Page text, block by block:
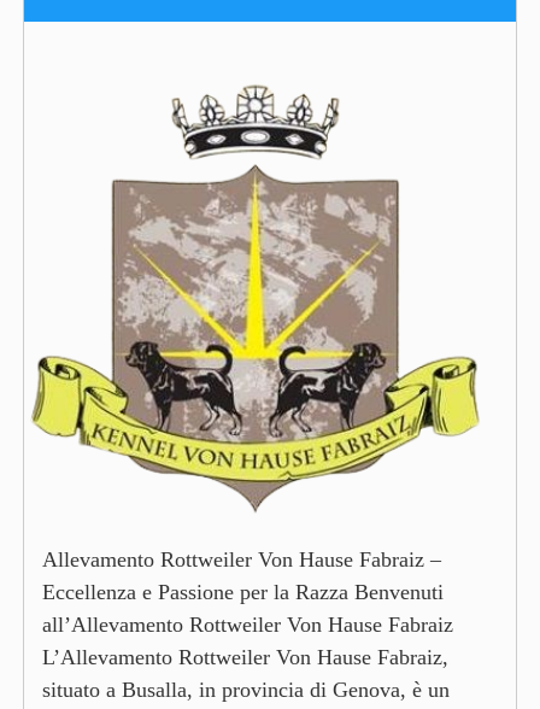
Allevamento Rottweiler Von Hause Fabraiz –
Eccellenza e Passione per la Razza Benvenuti
all’Allevamento Rottweiler Von Hause Fabraiz
L’Allevamento Rottweiler Von Hause Fabraiz,
situato a Busalla, in provincia di Genova, è un